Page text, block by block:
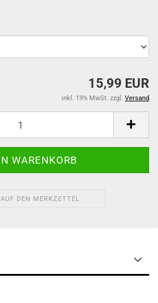
15,99 EUR
inkl. 19% MwSt. zzgl. Versand
AUF DEN MERKZETTEL